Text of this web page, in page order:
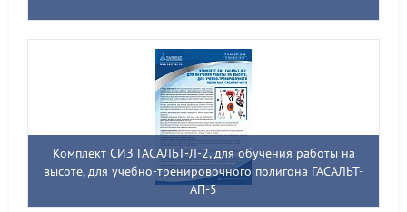
Комплект СИЗ ГАСАЛЬТ-Л-2, для обучения работы на
высоте, для учебно-тренировочного полигона ГАСАЛЬТ-
АП-5